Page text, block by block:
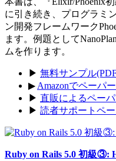
に引き続き、プログラミ
ン開発フレームワーク
ます。例題として
ムを作ります。
▶ 無料サンプル
▶ Amazonでペーパ
▶ 直販によるペー
▶ 読者サポートペ
Ruby on Rails 5.0 初級③: